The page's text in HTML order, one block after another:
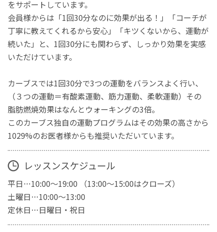
をサポートしています。
会員様からは「1回30分なのに効果が出る！」「コーチが
丁寧に教えてくれるから安心」「キツくないから、運動が
続いた」と、1回30分にも関わらず、しっかり効果を実感
いただけています。
カーブスでは1回30分で3つの運動をバランスよく行い、
（３つの運動＝有酸素運動、筋力運動、柔軟運動）その
脂肪燃焼効果はなんとウォーキングの3倍。
このカーブス独自の運動プログラムはその効果の高さから
1029%のお医者様からも推奨いただいています。
レッスンスケジュール
平日…10:00～19:00 （13:00～15:00はクローズ）
土曜日…10:00～13:00
定休日…日曜日・祝日